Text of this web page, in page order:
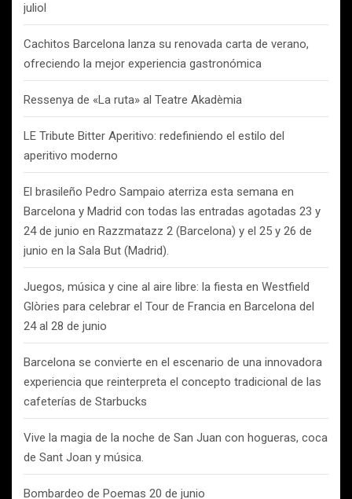
juliol
Cachitos Barcelona lanza su renovada carta de verano,
ofreciendo la mejor experiencia gastronómica
Ressenya de «La ruta» al Teatre Akadèmia
LE Tribute Bitter Aperitivo: redefiniendo el estilo del
aperitivo moderno
El brasileño Pedro Sampaio aterriza esta semana en
Barcelona y Madrid con todas las entradas agotadas 23 y
24 de junio en Razzmatazz 2 (Barcelona) y el 25 y 26 de
junio en la Sala But (Madrid).
Juegos, música y cine al aire libre: la fiesta en Westfield
Glòries para celebrar el Tour de Francia en Barcelona del
24 al 28 de junio
Barcelona se convierte en el escenario de una innovadora
experiencia que reinterpreta el concepto tradicional de las
cafeterías de Starbucks
Vive la magia de la noche de San Juan con hogueras, coca
de Sant Joan y música.
Bombardeo de Poemas 20 de junio